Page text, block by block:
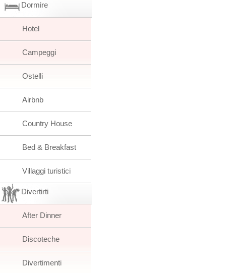
Dormire
Hotel
Campeggi
Ostelli
Airbnb
Country House
Bed & Breakfast
Villaggi turistici
Divertirti
After Dinner
Discoteche
Divertimenti